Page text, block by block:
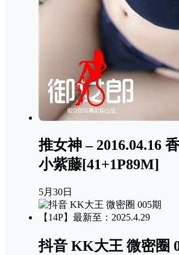
推女神 – 2016.04.16
小紫藤[41+1P89M]
5月30日
抖音 KK大王 微密圈